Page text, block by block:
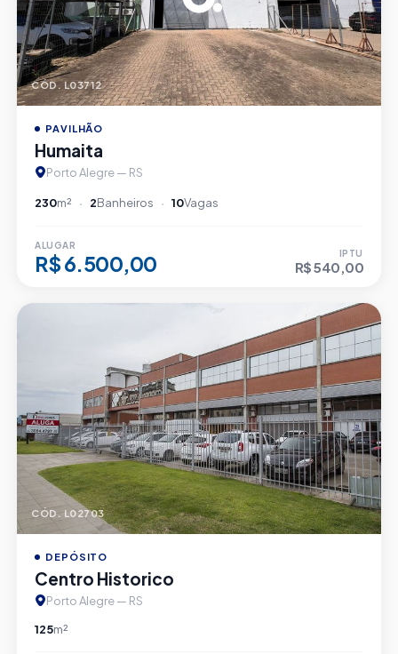
CÓD. L03712
PAVILHÃO
Humaita
Porto Alegre — RS
230m² 2Banheiros 10Vagas
ALUGAR
R$ 6.500,00 IPTU
R$ 540,00
CÓD. L02703
DEPÓSITO
Centro Historico
Porto Alegre — RS
125m²